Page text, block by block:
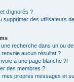
d’ignorés ?
supprimer des utilisateurs
recherche dans un ou
aucun résultat ?
à une page blanche ?!
des membres ?
mes propres messages et